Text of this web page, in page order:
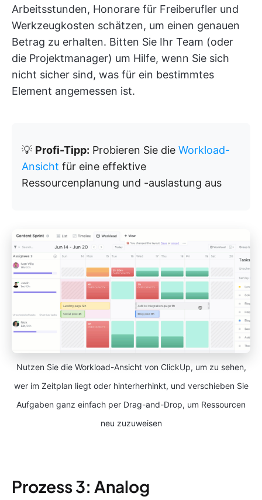
Arbeitsstunden, Honorare für Freiberufler und
Werkzeugkosten schätzen, um einen genauen
Betrag zu erhalten. Bitten Sie Ihr Team (oder
die Projektmanager) um Hilfe, wenn Sie sich
nicht sicher sind, was für ein bestimmtes
Element angemessen ist.
💡 Profi-Tipp: Probieren Sie die Workload-
Ansicht für eine effektive
Ressourcenplanung und -auslastung aus
Nutzen Sie die Workload-Ansicht von ClickUp, um zu sehen,
wer im Zeitplan liegt oder hinterherhinkt, und verschieben Sie
Aufgaben ganz einfach per Drag-and-Drop, um Ressourcen
neu zuzuweisen
Prozess 3: Analog